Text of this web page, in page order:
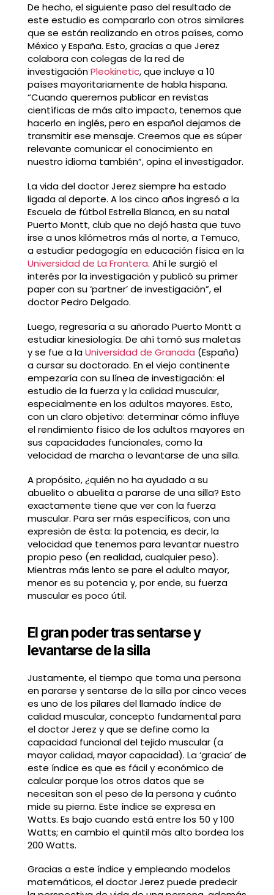
De hecho, el siguiente paso del resultado de
este estudio es compararlo con otros similares
que se están realizando en otros países, como
México y España. Esto, gracias a que Jerez
colabora con colegas de la red de
investigaciónPleokinetic, que incluye a 10
países mayoritariamente de habla hispana.
“Cuando queremos publicar en revistas
científicas de más alto impacto, tenemos que
hacerlo en inglés, pero en español dejamos de
transmitir ese mensaje. Creemos que es súper
relevante comunicar el conocimiento en
nuestro idioma también”, opina el investigador.
La vida del doctor Jerez siempre ha estado
ligada al deporte. A los cinco años ingresó a la
Escuela de fútbol Estrella Blanca, en su natal
Puerto Montt, club que no dejó hasta que tuvo
irse a unos kilómetros más al norte, a Temuco,
a estudiar pedagogía en educación física en la
Universidad de La Frontera. Ahí le surgió el
interés por la investigación y publicó su primer
paper con su ‘partner’ de investigación”, el
doctor Pedro Delgado.
Luego, regresaría a su añorado Puerto Montt a
estudiar kinesiología. De ahí tomó sus maletas
y se fue a laUniversidad de Granada (España)
a cursar su doctorado. En el viejo continente
empezaría con su línea de investigación: el
estudio de la fuerza y la calidad muscular,
especialmente en los adultos mayores. Esto,
con un claro objetivo: determinar cómo influye
el rendimiento físico de los adultos mayores en
sus capacidades funcionales, como la
velocidad de marcha o levantarse de una silla.
A propósito, ¿quién no ha ayudado a su
abuelito o abuelita a pararse de una silla? Esto
exactamente tiene que ver con la fuerza
muscular. Para ser más específicos, con una
expresión de ésta: la potencia, es decir, la
velocidad que tenemos para levantar nuestro
propio peso (en realidad, cualquier peso).
Mientras más lento se pare el adulto mayor,
menor es su potencia y, por ende, su fuerza
muscular es poco útil.
El gran poder tras sentarse y
levantarse de la silla
Justamente, el tiempo que toma una persona
en pararse y sentarse de la silla por cinco veces
es uno de los pilares del llamado índice de
calidad muscular, concepto fundamental para
el doctor Jerez y que se define como la
capacidad funcional del tejido muscular (a
mayor calidad, mayor capacidad). La ‘gracia’ de
este índice es que es fácil y económico de
calcular porque los otros datos que se
necesitan son el peso de la persona y cuánto
mide su pierna. Este índice se expresa en
Watts. Es bajo cuando está entre los 50 y 100
Watts; en cambio el quintil más alto bordea los
200 Watts.
Gracias a este índice y empleando modelos
matemáticos, el doctor Jerez puede predecir